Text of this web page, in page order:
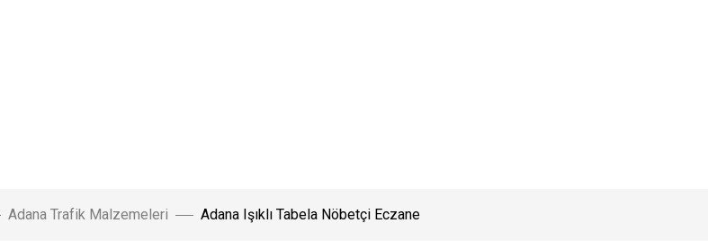
Adana Trafik Malzemeleri Adana Işıklı Tabela Nöbetçi Eczane